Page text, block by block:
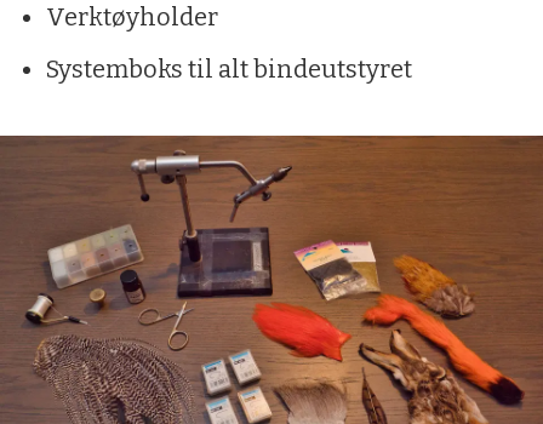
Verktøyholder
Systemboks til alt bindeutstyret